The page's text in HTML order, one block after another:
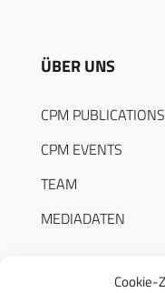
Cookie-
ÜBER UNS
CPM PUBLICATIONS
CPM EVENTS
TEAM
MEDIADATEN